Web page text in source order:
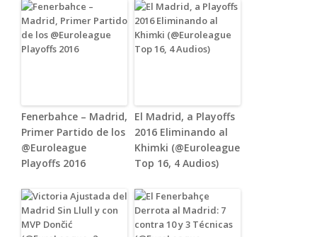
Fenerbahce – Madrid,
Primer Partido de los
@Euroleague
Playoffs 2016
El Madrid, a Playoffs
2016 Eliminando al
Khimki (@Euroleague
Top 16, 4 Audios)